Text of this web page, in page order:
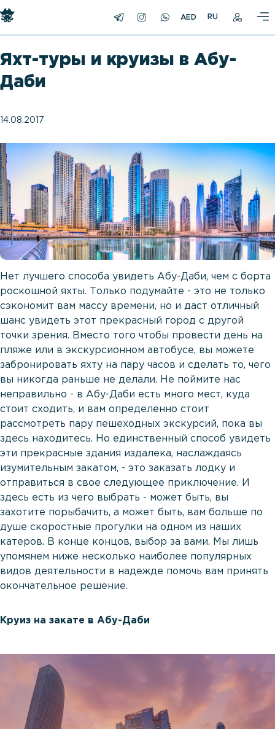
RU
Яхт-туры и круизы в Абу-
Даби
14.08.2017
Нет лучшего способа увидеть Абу-Даби, чем с борта
роскошной яхты. Только подумайте - это не только
сэкономит вам массу времени, но и даст отличный
шанс увидеть этот прекрасный город с другой
точки зрения. Вместо того чтобы провести день на
пляже или в экскурсионном автобусе, вы можете
забронировать яхту на пару часов и сделать то, чего
вы никогда раньше не делали. Не поймите нас
неправильно - в Абу-Даби есть много мест, куда
стоит сходить, и вам определенно стоит
рассмотреть пару пешеходных экскурсий, пока вы
здесь находитесь. Но единственный способ увидеть
эти прекрасные здания издалека, наслаждаясь
изумительным закатом, - это заказать лодку и
отправиться в свое следующее приключение. И
здесь есть из чего выбрать - может быть, вы
захотите порыбачить, а может быть, вам больше по
душе скоростные прогулки на одном из наших
катеров. В конце концов, выбор за вами. Мы лишь
упомянем ниже несколько наиболее популярных
видов деятельности в надежде помочь вам принять
окончательное решение.
Круиз на закате в Абу-Даби